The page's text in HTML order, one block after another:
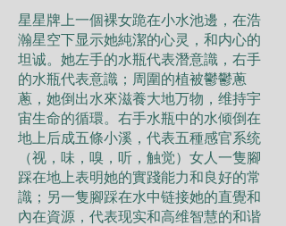
星星牌上一個裸女跪在小水池邊，在浩
瀚星空下显示她純潔的心灵，和内心的
坦诚。她左手的水瓶代表潛意識，右手
的水瓶代表意識；周圍的植被鬱鬱蔥
蔥，她倒出水來滋養大地万物，维持宇
宙生命的循環。右手水瓶中的水倾倒在
地上后成五條小溪，代表五種感官系统
（视，味，嗅，听，触觉）女人一隻腳
踩在地上表明她的實踐能力和良好的常
識；另一隻腳踩在水中链接她的直覺和
內在資源，代表现实和高维智慧的和谐